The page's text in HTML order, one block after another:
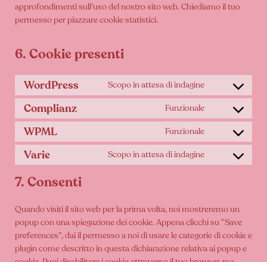
approfondimenti sull’uso del nostro sito web. Chiediamo il tuo
permesso per piazzare cookie statistici.
6. Cookie presenti
WordPress Scopo in attesa di indagine Consent
to
service
wordpress
Complianz Funzionale Consent
to
service
complianz
WPML Funzionale Consent
to
service
Varie Scopo in attesa di indagine Consent
to
7. Consenti
Quando visiti il sito web per la prima volta, noi mostreremo un
popup con una spiegazione dei cookie. Appena clicchi su “Save
preferences”, dai il permesso a noi di usare le categorie di cookie e
plugin come descritto in questa dichiarazione relativa ai popup e